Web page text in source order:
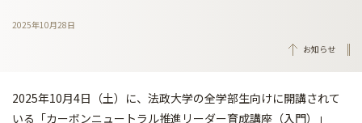
2025年10月28日
お知らせ
2025年10月4日（土）に、法政大学の全学部生向けに開講されて
いる「カーボンニュートラル推進リーダー育成講座（入門）」